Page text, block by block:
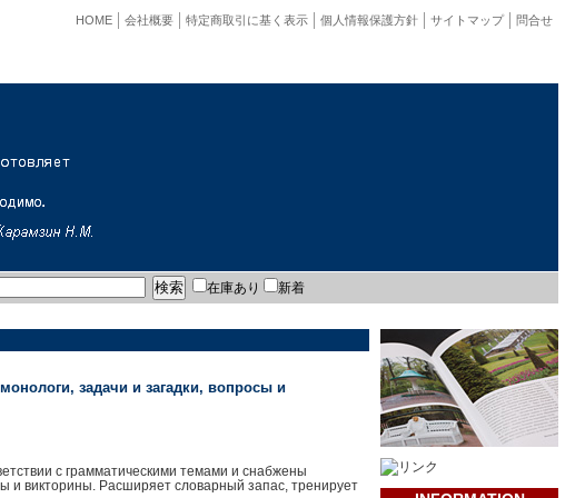
問合せ
サイトマップ
個人情報保護方針
特定商取引に基く表示
会社概要
HOME
在庫あり 新着
задачи и загадки, вопросы и
с грамматическими темами и снабжены
и викторины. Расширяет словарный запас, тренирует